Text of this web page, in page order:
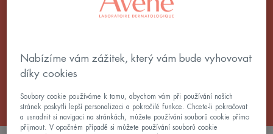
každého, kdo chce mít čistou, svěží a vyčištěnou
Všechny Čisticí přípravky
Nabízíme vám zážitek, který vám bude vyhovovat
díky cookies
Soubory cookie používáme k tomu, abychom vám při používání našich
stránek poskytli lepší personalizaci a pokročilé funkce. Chcete-li pokračovat
a usnadnit si navigaci na stránkách, můžete používání souborů cookie přímo
přijmout. V opačném případě si můžete používání souborů cookie